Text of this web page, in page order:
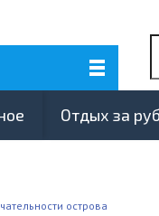
Отдых за
острова